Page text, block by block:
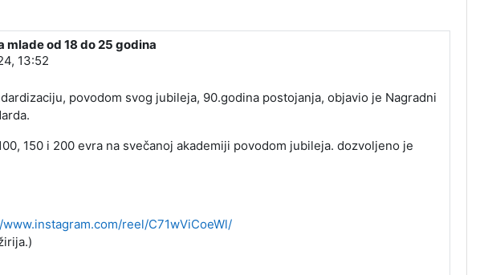
od 18 do 25 godina
13:52
povodom svog jubileja, 90.godina postojanja, objavio je Nagradni
150 i 200 evra na svečanoj akademiji povodom jubileja. dozvoljeno je
reel/C71wViCoeWl/